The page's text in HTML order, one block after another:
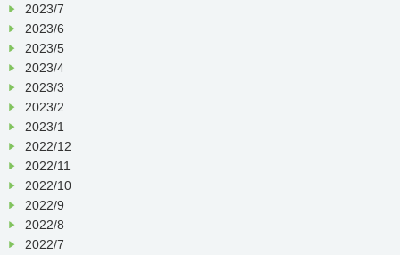
2023/7
2023/6
2023/5
2023/4
2023/3
2023/2
2023/1
2022/12
2022/11
2022/10
2022/9
2022/8
2022/7